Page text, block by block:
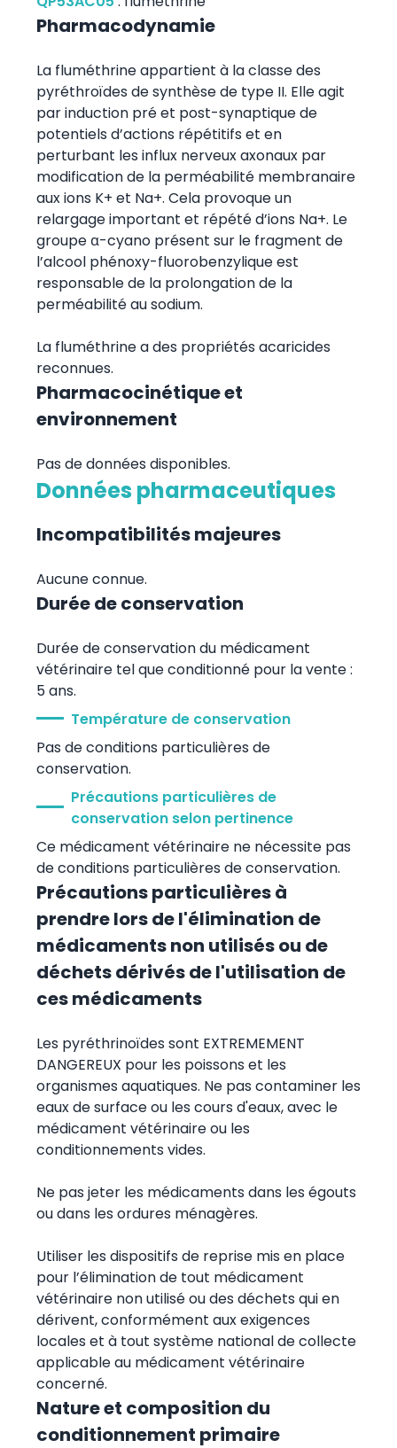
Pharmacodynamie
La fluméthrine appartient à la classe des
pyréthroïdes de synthèse de type II. Elle agit
par induction pré et post-synaptique de
potentiels d’actions répétitifs et en
perturbant les influx nerveux axonaux par
modification de la perméabilité membranaire
aux ions K+ et Na+. Cela provoque un
relargage important et répété d’ions Na+. Le
groupe α-cyano présent sur le fragment de
l’alcool phénoxy-fluorobenzylique est
responsable de la prolongation de la
perméabilité au sodium.
La fluméthrine a des propriétés acaricides
reconnues.
Pharmacocinétique et
environnement
Pas de données disponibles.
Données pharmaceutiques
Incompatibilités majeures
Aucune connue.
Durée de conservation
Durée de conservation du médicament
vétérinaire tel que conditionné pour la vente :
5 ans.
Température de conservation
Pas de conditions particulières de
conservation.
Précautions particulières de
conservation selon pertinence
Ce médicament vétérinaire ne nécessite pas
de conditions particulières de conservation.
Précautions particulières à
prendre lors de l'élimination de
médicaments non utilisés ou de
déchets dérivés de l'utilisation de
ces médicaments
Les pyréthrinoïdes sont EXTREMEMENT
DANGEREUX pour les poissons et les
organismes aquatiques. Ne pas contaminer les
eaux de surface ou les cours d'eaux, avec le
médicament vétérinaire ou les
conditionnements vides.
Ne pas jeter les médicaments dans les égouts
ou dans les ordures ménagères.
Utiliser les dispositifs de reprise mis en place
pour l’élimination de tout médicament
vétérinaire non utilisé ou des déchets qui en
dérivent, conformément aux exigences
locales et à tout système national de collecte
applicable au médicament vétérinaire
concerné.
Nature et composition du
conditionnement primaire